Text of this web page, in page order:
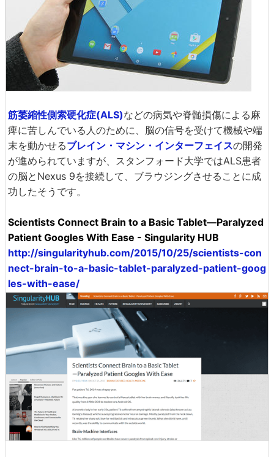
筋萎縮性側索硬化症(ALS)などの病気や脊髄損傷による麻
痺に苦しんでいる人のために、脳の信号を受けて機械や端
末を動かせるブレイン・マシン・インターフェイスの開発
が進められていますが、スタンフォード大学ではALS患者
の脳とNexus 9を接続して、ブラウジングさせることに成
功したそうです。
Scientists Connect Brain to a Basic Tablet—Paralyzed
Patient Googles With Ease - Singularity HUB
http://singularityhub.com/2015/10/25/scientists-con
nect-brain-to-a-basic-tablet-paralyzed-patient-goog
les-with-ease/